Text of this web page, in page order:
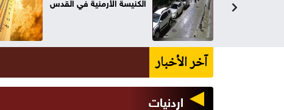
مئوية
آخر الأخبار
اردنيات